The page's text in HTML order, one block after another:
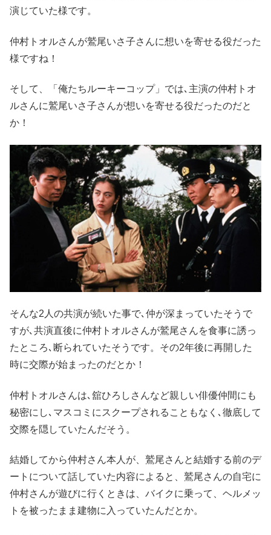
演じていた様です。
仲村トオルさんが鷲尾いさ子さんに想いを寄せる役だった
様ですね！
そして、「俺たちルーキーコップ」では､主演の仲村トオ
ルさんに鷲尾いさ子さんが想いを寄せる役だったのだと
か！
そんな2人の共演が続いた事で､仲が深まっていたそうで
すが､共演直後に仲村トオルさんが鷲尾さんを食事に誘っ
たところ､断られていたそうです。その2年後に再開した
時に交際が始まったのだとか！
仲村トオルさんは､舘ひろしさんなど親しい俳優仲間にも
秘密にし､マスコミにスクープされることもなく､徹底して
交際を隠していたんだそう。
結婚してから仲村さん本人が、鷲尾さんと結婚する前のデ
ートについて話していた内容によると、鷲尾さんの自宅に
仲村さんが遊びに行くときは、バイクに乗って、ヘルメッ
トを被ったまま建物に入っていたんだとか。